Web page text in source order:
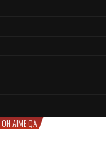
ON AIME ÇA